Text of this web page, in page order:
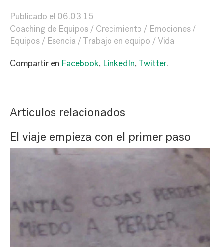
Publicado el 06.03.15
Coaching de Equipos
Crecimiento
Emociones
Equipos
Esencia Trabajo en equipo Vida
Compartir en Facebook, LinkedIn, Twitter.
Artículos relacionados
El viaje empieza con el primer paso